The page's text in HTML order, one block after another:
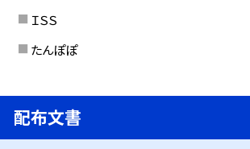
ＩＳＳ
たんぽぽ
配布文書